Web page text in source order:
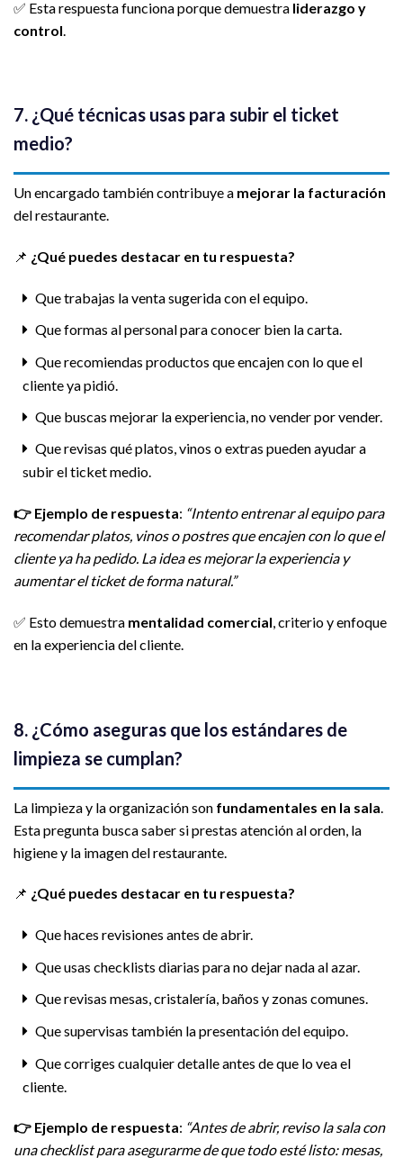
✅ Esta respuesta funciona porque demuestra liderazgo y
control
7. ¿Qué técnicas usas para subir el ticket
medio?
Un encargado también contribuye a mejorar la facturación
del restaurante.
📌 ¿Qué puedes destacar en tu respuesta?
Que trabajas la venta sugerida con el equipo.
Que formas al personal para conocer bien la carta.
Que recomiendas productos que encajen con lo que el
cliente ya pidió.
Que buscas mejorar la experiencia, no vender por vender.
Que revisas qué platos, vinos o extras pueden ayudar a
subir el ticket medio.
👉 Ejemplo de respuesta: “Intento entrenar al equipo para
recomendar platos, vinos o postres que encajen con lo que el
cliente ya ha pedido. La idea es mejorar la experiencia y
aumentar el ticket de forma natural.”
✅ Esto demuestra mentalidad comercial, criterio y enfoque
en la experiencia del cliente.
8. ¿Cómo aseguras que los estándares de
limpieza se cumplan?
La limpieza y la organización son fundamentales en la sala
Esta pregunta busca saber si prestas atención al orden, la
higiene y la imagen del restaurante.
📌 ¿Qué puedes destacar en tu respuesta?
Que haces revisiones antes de abrir.
Que usas checklists diarias para no dejar nada al azar.
Que revisas mesas, cristalería, baños y zonas comunes.
Que supervisas también la presentación del equipo.
Que corriges cualquier detalle antes de que lo vea el
cliente.
👉 Ejemplo de respuesta: “Antes de abrir, reviso la sala con
una checklist para asegurarme de que todo esté listo: mesas,